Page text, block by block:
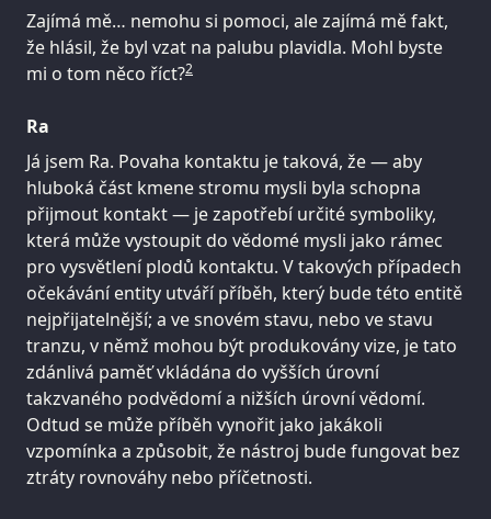
Zajímá mě… nemohu si pomoci, ale zajímá mě fakt,
že hlásil, že byl vzat na palubu plavidla. Mohl byste
mi o tom něco říct?2
Ra
Já jsem Ra. Povaha kontaktu je taková, že — aby
hluboká část kmene stromu mysli byla schopna
přijmout kontakt — je zapotřebí určité symboliky,
která může vystoupit do vědomé mysli jako rámec
pro vysvětlení plodů kontaktu. V takových případech
očekávání entity utváří příběh, který bude této entitě
nejpřijatelnější; a ve snovém stavu, nebo ve stavu
tranzu, v němž mohou být produkovány vize, je tato
zdánlivá paměť vkládána do vyšších úrovní
takzvaného podvědomí a nižších úrovní vědomí.
Odtud se může příběh vynořit jako jakákoli
vzpomínka a způsobit, že nástroj bude fungovat bez
ztráty rovnováhy nebo příčetnosti.